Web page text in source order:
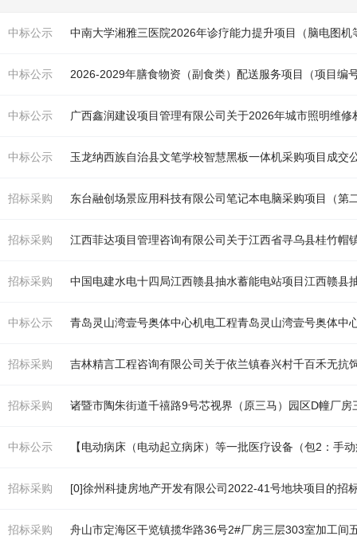
中标公示 中南大学湘雅三医院2026年诊疗能力提升项目（脑电图
中标公示 2026-2029年膳食物资（副食类）配送服务项目（项目编
中标公示
中标公示 玉龙纳西族自治县文笔学校智慧黑板一体机采购项目成交
招标采购 东台融创场景应用科技有限公司笔记本电脑采购项目（第
招标采购
招标采购 中国电建水电十四局江西赣县抽水蓄能电站项目江西赣县
中标公示 青岛灵山湾壹号奥体中心机电工程青岛灵山湾壹号奥体中
招标采购 吉林精言工程咨询有限公司关于依兰镇春兴村千百禾无抗
招标采购 诸暨市陶朱街道千禧路9号芯视界（原三马）园区D幢厂房
中标公示 【电动病床（电动起立病床）等一批医疗设备（包2：手
招标采购 [0]徐州科捷房地产开发有限公司2022-41号地块项目的招
招标采购 舟山市定海区干览镇揽华路36号2#厂房三层303室加工间